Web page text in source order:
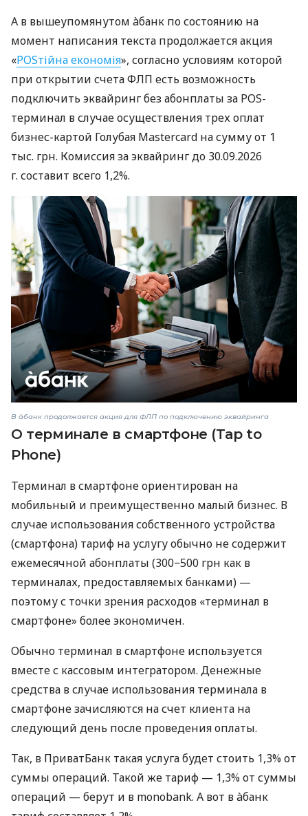
А в вышеупомянутом àбанк по состоянию на
момент написания текста продолжается акция
«POSтійна економія», согласно условиям которой
при открытии счета ФЛП есть возможность
подключить эквайринг без абонплаты за POS-
терминал в случае осуществления трех оплат
бизнес-картой Голубая Mastercard на сумму от 1
тыс. грн. Комиссия за эквайринг до 30.09.2026
г. составит всего 1,2%.
В àбанк продолжается акция для ФЛП по подключению эквайринга
О терминале в смартфоне (Tap to
Phone)
Терминал в смартфоне ориентирован на
мобильный и преимущественно малый бизнес. В
случае использования собственного устройства
(смартфона) тариф на услугу обычно не содержит
ежемесячной абонплаты (300−500 грн как в
терминалах, предоставляемых банками) —
поэтому с точки зрения расходов «терминал в
смартфоне» более экономичен.
Обычно терминал в смартфоне используется
вместе с кассовым интегратором. Денежные
средства в случае использования терминала в
смартфоне зачисляются на счет клиента на
следующий день после проведения оплаты.
Так, в ПриватБанк такая услуга будет стоить 1,3% от
суммы операций. Такой же тариф — 1,3% от суммы
операций — берут и в monobank. А вот в àбанк